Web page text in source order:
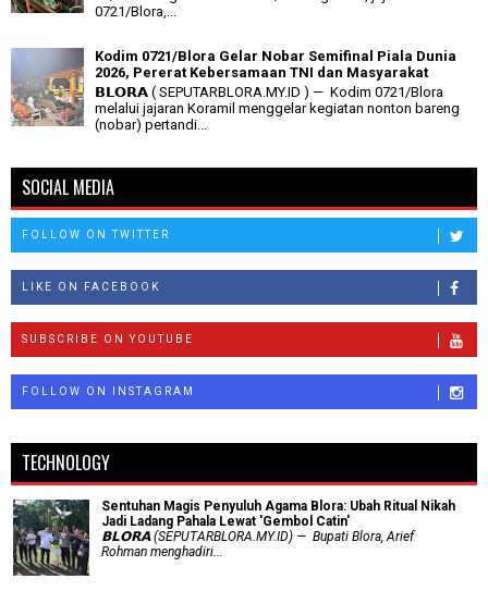
0721/Blora,...
Kodim 0721/Blora Gelar Nobar Semifinal Piala Dunia
2026, Pererat Kebersamaan TNI dan Masyarakat
𝗕𝗟𝗢𝗥𝗔 ( SEPUTARBLORA.MY.ID ) — Kodim 0721/Blora
melalui jajaran Koramil menggelar kegiatan nonton bareng
(nobar) pertandi...
SOCIAL MEDIA
FOLLOW ON TWITTER
LIKE ON FACEBOOK
SUBSCRIBE ON YOUTUBE
FOLLOW ON INSTAGRAM
TECHNOLOGY
Sentuhan Magis Penyuluh Agama Blora: Ubah Ritual Nikah
Jadi Ladang Pahala Lewat 'Gembol Catin'
𝗕𝗟𝗢𝗥𝗔 (SEPUTARBLORA.MY.ID) — Bupati Blora, Arief
Rohman menghadiri...